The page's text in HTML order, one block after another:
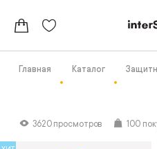
Главная Каталог
3620 просмотров 100